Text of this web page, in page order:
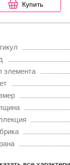
Купить
элемента